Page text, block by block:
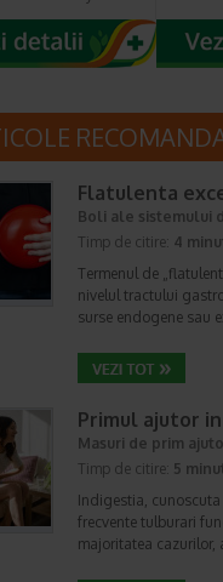
Flatulenta
Boli ale sistemului
Timp de citire: 4
Termenul de
nivelul tractului
surse endogene sau
Primul ajutor
Masuri de prim
Timp de citire: 5
Indigestia,
frecvente tulburari
majoritatea cazurilor,